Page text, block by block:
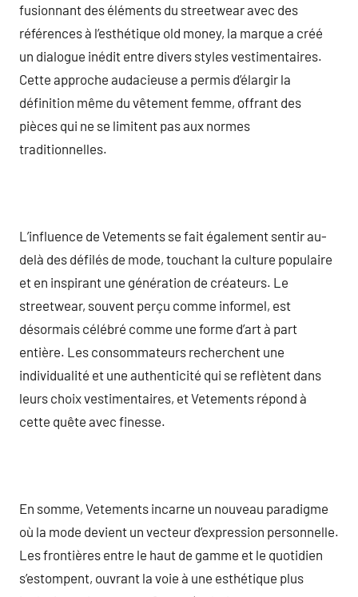
fusionnant des éléments du streetwear avec des
références à l’esthétique old money, la marque a créé
un dialogue inédit entre divers styles vestimentaires.
Cette approche audacieuse a permis d’élargir la
définition même du vêtement femme, offrant des
pièces qui ne se limitent pas aux normes
traditionnelles.
L’influence de Vetements se fait également sentir au-
delà des défilés de mode, touchant la culture populaire
et en inspirant une génération de créateurs. Le
streetwear, souvent perçu comme informel, est
désormais célébré comme une forme d’art à part
entière. Les consommateurs recherchent une
individualité et une authenticité qui se reflètent dans
leurs choix vestimentaires, et Vetements répond à
cette quête avec finesse.
En somme, Vetements incarne un nouveau paradigme
où la mode devient un vecteur d’expression personnelle.
Les frontières entre le haut de gamme et le quotidien
s’estompent, ouvrant la voie à une esthétique plus